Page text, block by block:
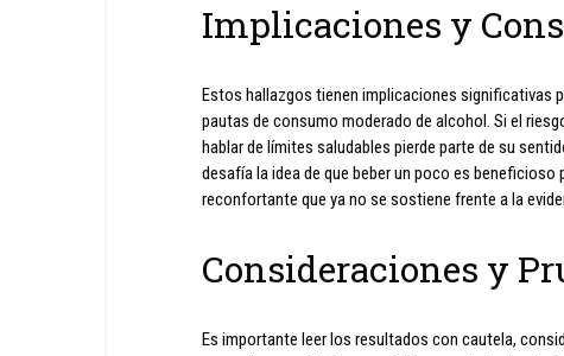
Implicaciones y
Estos hallazgos tienen implicaciones significativas
pautas de consumo moderado de alcohol. Si el
hablar de límites saludables pierde parte de su
desafía la idea de que beber un poco es beneficioso
reconfortante que ya no se sostiene frente a la
Consideraciones y
Es importante leer los resultados con cautela,